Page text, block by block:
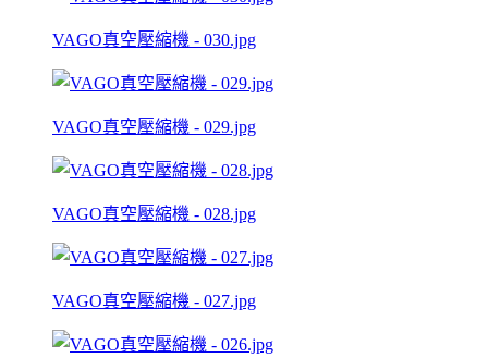
VAGO真空壓縮機 - 030.jpg
VAGO真空壓縮機 - 029.jpg
VAGO真空壓縮機 - 028.jpg
VAGO真空壓縮機 - 027.jpg